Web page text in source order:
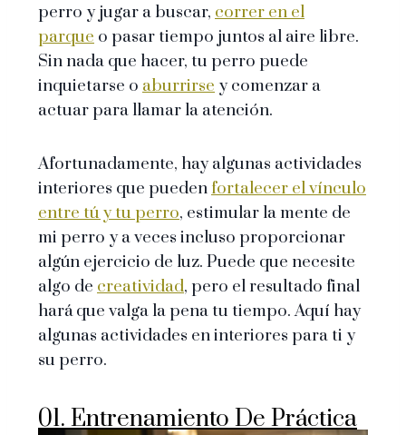
perro y jugar a buscar, correr en el
parque o pasar tiempo juntos al aire libre.
Sin nada que hacer, tu perro puede
inquietarse o aburrirse y comenzar a
actuar para llamar la atención.
Afortunadamente, hay algunas actividades
interiores que pueden fortalecer el vínculo
entre tú y tu perro, estimular la mente de
mi perro y a veces incluso proporcionar
algún ejercicio de luz. Puede que necesite
algo de creatividad, pero el resultado final
hará que valga la pena tu tiempo. Aquí hay
algunas actividades en interiores para ti y
su perro.
01. Entrenamiento De Práctica